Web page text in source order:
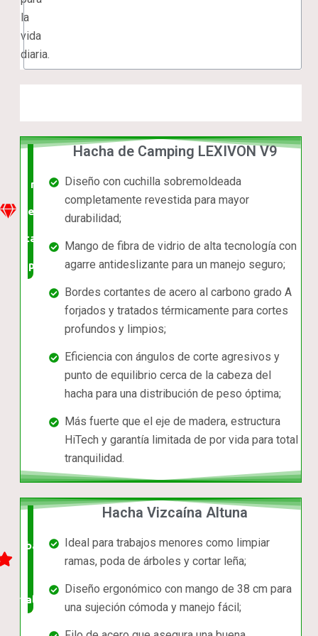
la
vida
diaria.
mejor
relación
calidad-
precio
Hacha de Camping LEXIVON V9
Diseño con cuchilla sobremoldeada
completamente revestida para mayor
durabilidad;
Mango de fibra de vidrio de alta tecnología con
agarre antideslizante para un manejo seguro;
Bordes cortantes de acero al carbono grado A
forjados y tratados térmicamente para cortes
profundos y limpios;
Eficiencia con ángulos de corte agresivos y
punto de equilibrio cerca de la cabeza del
hacha para una distribución de peso óptima;
Más fuerte que el eje de madera, estructura
HiTech y garantía limitada de por vida para total
tranquilidad.
barato,
valorado!
Hacha Vizcaína Altuna
Ideal para trabajos menores como limpiar
ramas, poda de árboles y cortar leña;
Diseño ergonómico con mango de 38 cm para
una sujeción cómoda y manejo fácil;